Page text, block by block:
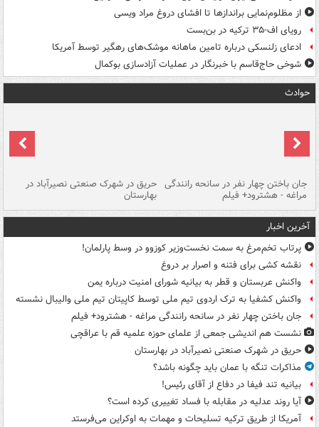
از مظلوم‌نمایی براندازها تا افشای دروغ مراد ویسی
رویای اف-۳۵ ترکیه در بن‌بست
ادعای زلنسکی درباره تامین ماهانه موشک‌های رهگیر توسط آمریکا
شوخی حاج‌قاسم با خبرنگار در عملیات آزادسازی بوکمال
حوادث
جان باختن چهار نفر در سانحه رانندگی
مراغه - هشترود+ فیلم
حریق در شهرک صنعتی نصیرآباد در
بهارستان
آخرین اخبار
پرتاب تخم‌مرغ به سمت نخست‌وزیر کوزوو در وسط پارلمان!
نقشه کشی برای فتنه و اصرار بر دروغ
واکنش عربستان و قطر به بیانیه شورای امنیت درباره یمن
واکنش کشفیا به ترک اردوی تیم ملی توسط کاپیتان تیم ملی والیبال نشسته
جان باختن چهار نفر در سانحه رانندگی مراغه - هشترود+ فیلم
نشست هم اندیشی جمعی از علمای حوزه علمیه قم با عراقچی
حریق در شهرک صنعتی نصیرآباد در بهارستان
مذاکرات تنگه با عمان باید چگونه باشد؟
بیانیه تند فیفا در دفاع از آقای رئیس!
آیا روند عدلیه در مقابله با فساد تغییری کرده است؟
آمریکا از طریق ترکیه تسلیحات و مهمات به اوکراین می‌فرستد